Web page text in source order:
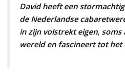
David heeft een
de Nederlandse
in zijn volstrekt eigen,
wereld en fascineert tot het